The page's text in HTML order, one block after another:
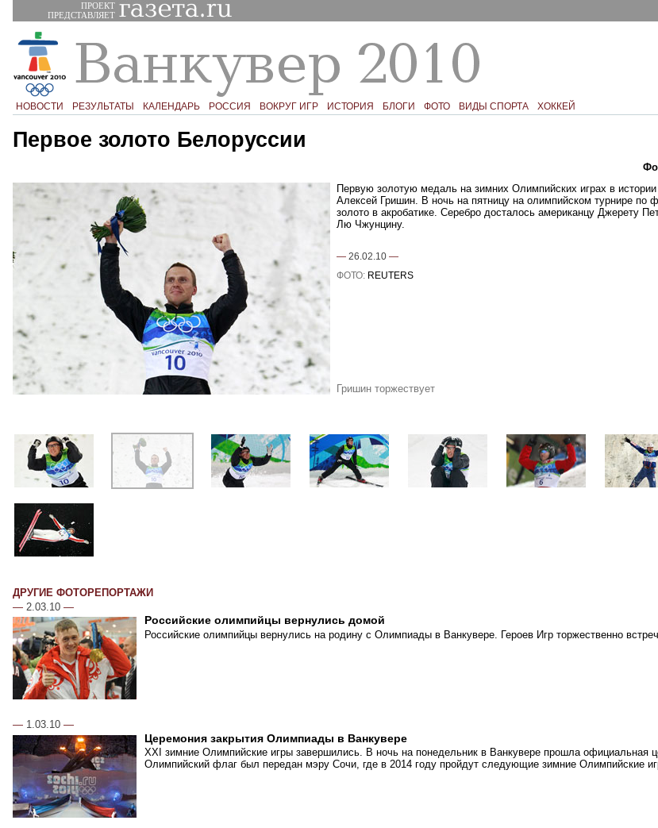
ПРОЕКТ
ПРЕДСТАВЛЯЕТ
НОВОСТИ РЕЗУЛЬТАТЫ КАЛЕНДАРЬ РОССИЯ ВОКРУГ ИГР ИСТОРИЯ БЛОГИ ФОТО ВИДЫ СПОРТА ХОККЕЙ
Первое золото Белоруссии
Первую золотую медаль на зимних Олимпийских играх в
Алексей Гришин. В ночь на пятницу на олимпийском турнире по
золото в акробатике. Серебро досталось американцу Джерету
Лю Чжунцину.
— 26.02.10 —
ФОТО: REUTERS
Гришин торжествует
ДРУГИЕ ФОТОРЕПОРТАЖИ
— 2.03.10 —
Российские олимпийцы вернулись домой
Российские олимпийцы вернулись на родину с Олимпиады в Ванкувере. Героев Игр торжественно
— 1.03.10 —
Церемония закрытия Олимпиады в Ванкувере
XXI зимние Олимпийские игры завершились. В ночь на понедельник в Ванкувере прошла официальная
Олимпийский флаг был передан мэру Сочи, где в 2014 году пройдут следующие зимние Олимпийские